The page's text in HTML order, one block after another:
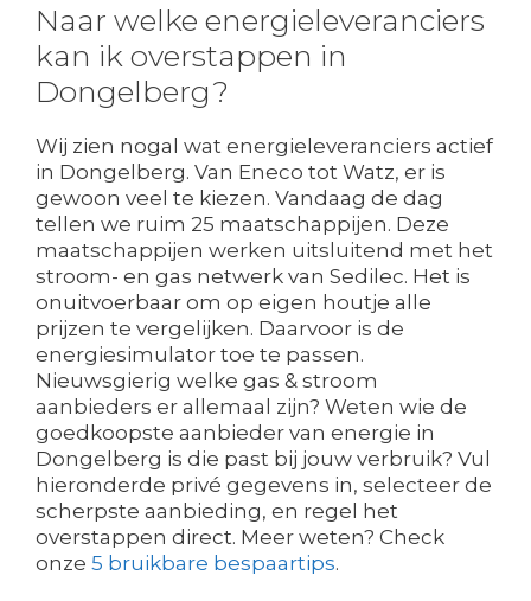
Naar welke energieleveranciers
kan ik overstappen in
Dongelberg?
Wij zien nogal wat energieleveranciers actief
in Dongelberg. Van Eneco tot Watz, er is
gewoon veel te kiezen. Vandaag de dag
tellen we ruim 25 maatschappijen. Deze
maatschappijen werken uitsluitend met het
stroom- en gas netwerk van Sedilec. Het is
onuitvoerbaar om op eigen houtje alle
prijzen te vergelijken. Daarvoor is de
energiesimulator toe te passen.
Nieuwsgierig welke gas & stroom
aanbieders er allemaal zijn? Weten wie de
goedkoopste aanbieder van energie in
Dongelberg is die past bij jouw verbruik? Vul
hieronderde privé gegevens in, selecteer de
scherpste aanbieding, en regel het
overstappen direct. Meer weten? Check
onze 5 bruikbare bespaartips.